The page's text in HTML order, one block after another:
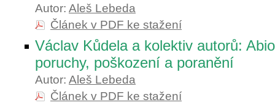
Autor: Aleš Lebeda
Článek v PDF ke stažení
Václav Kůdela a kolektiv autorů:
poruchy, poškození a poranění
Autor: Aleš Lebeda
Článek v PDF ke stažení